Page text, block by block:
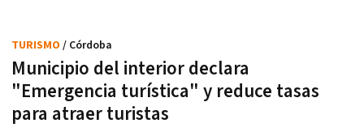
Municipio del interior declara
"Emergencia turística" y reduce tasas
para atraer turistas
TURISMO / Córdoba